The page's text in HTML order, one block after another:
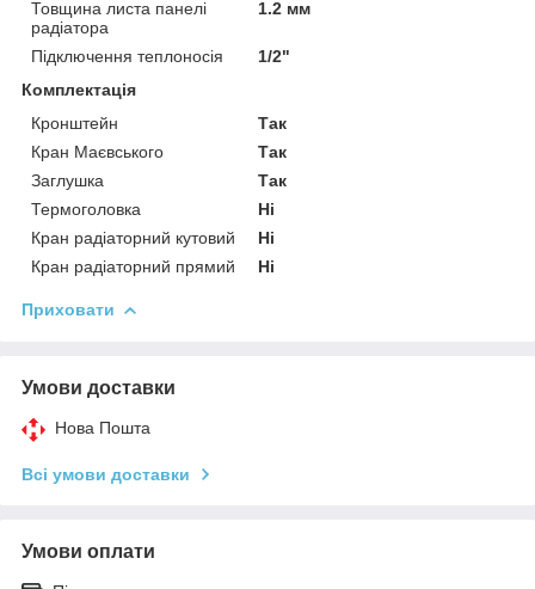
Товщина листа панелі
радіатора
1.2 мм
Підключення теплоносія
1/2"
Комплектація
Кронштейн
Так
Кран Маєвського
Так
Заглушка
Так
Термоголовка
Ні
Кран радіаторний кутовий
Ні
Кран радіаторний прямий
Ні
Приховати
Умови доставки
Нова Пошта
Всі умови доставки
Умови оплати